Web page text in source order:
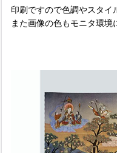
印刷ですので色調やスタイ
また画像の色もモニタ環境